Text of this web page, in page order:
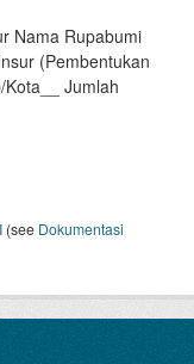
Nama Rupabumi
(Pembentukan
Jumlah
(see Dokumentasi